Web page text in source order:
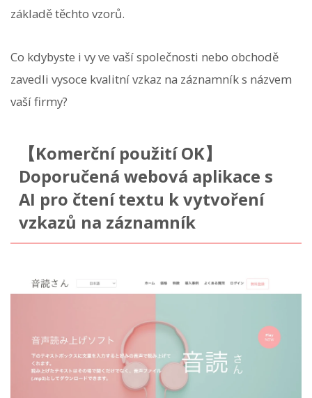
základě těchto vzorů.
Co kdybyste i vy ve vaší společnosti nebo obchodě
zavedli vysoce kvalitní vzkaz na záznamník s názvem
vaší firmy?
【Komerční použití OK】
Doporučená webová aplikace s
AI pro čtení textu k vytvoření
vzkazů na záznamník